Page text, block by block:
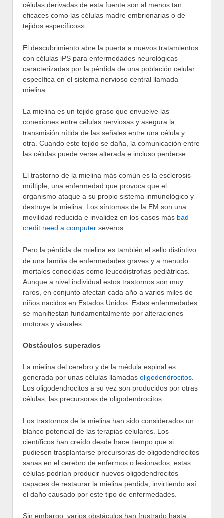
células derivadas de esta fuente son al menos tan
eficaces como las células madre embrionarias o de
tejidos específicos».
El descubrimiento abre la puerta a nuevos tratamientos
con células iPS para enfermedades neurológicas
caracterizadas por la pérdida de una población celular
específica en el sistema nervioso central llamada
mielina.
La mielina es un tejido graso que envuelve las
conexiones entre células nerviosas y asegura la
transmisión nítida de las señales entre una célula y
otra. Cuando este tejido se daña, la comunicación entre
las células puede verse alterada e incluso perderse.
El trastorno de la mielina más común es la esclerosis
múltiple, una enfermedad que provoca que el
organismo ataque a su propio sistema inmunológico y
destruye la mielina. Los síntomas de la EM son una
movilidad reducida e invalidez en los casos más bad
credit need a computer severos.
Pero la pérdida de mielina es también el sello distintivo
de una familia de enfermedades graves y a menudo
mortales conocidas como leucodistrofias pediátricas.
Aunque a nivel individual estos trastornos son muy
raros, en conjunto afectan cada año a varios miles de
niños nacidos en Estados Unidos. Estas enfermedades
se manifiestan fundamentalmente por alteraciones
motoras y visuales.
Obstáculos superados
La mielina del cerebro y de la médula espinal es
generada por unas células llamadas oligodendrocitos.
Los oligodendrocitos a su vez son producidos por otras
células, las precursoras de oligodendrocitos.
Los trastornos de la mielina han sido considerados un
blanco potencial de las terapias celulares. Los
científicos han creído desde hace tiempo que si
pudiesen trasplantarse precursoras de oligodendrocitos
sanas en el cerebro de enfermos o lesionados, estas
células podrían producir nuevos oligodendrocitos
capaces de restaurar la mielina perdida, invirtiendo así
el daño causado por este tipo de enfermedades.
Sin embargo, varios obstáculos han frustrado hasta